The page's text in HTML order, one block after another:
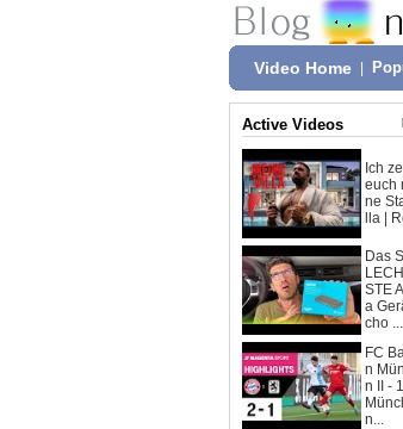
Video Home
Active Videos
Ich
euch
ne
lla |
Das
STE
a
cho ...
FC
n
n II -
n...